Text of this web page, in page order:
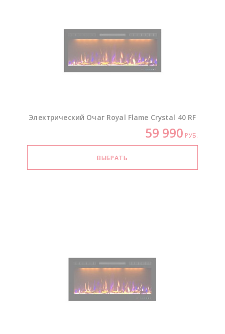
Электрический Очаг Royal Flame Crystal 40 RF
59 990 РУБ.